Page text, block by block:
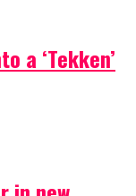
a ‘Tekken’